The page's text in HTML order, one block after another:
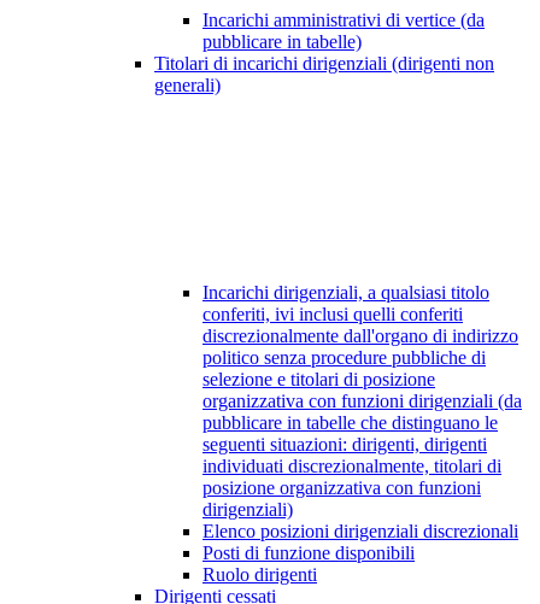
Incarichi amministrativi di vertice (da
pubblicare in tabelle)
Titolari di incarichi dirigenziali (dirigenti non
generali)
Incarichi dirigenziali, a qualsiasi titolo
conferiti, ivi inclusi quelli conferiti
discrezionalmente dall'organo di indirizzo
politico senza procedure pubbliche di
selezione e titolari di posizione
organizzativa con funzioni dirigenziali (da
pubblicare in tabelle che distinguano le
seguenti situazioni: dirigenti, dirigenti
individuati discrezionalmente, titolari di
posizione organizzativa con funzioni
dirigenziali)
Elenco posizioni dirigenziali discrezionali
Posti di funzione disponibili
Ruolo dirigenti
Dirigenti cessati